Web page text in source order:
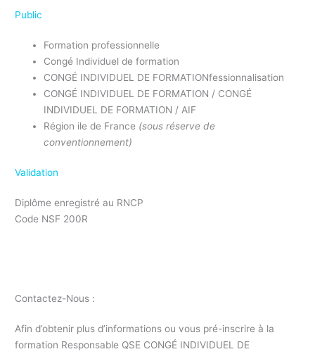
Public
Formation professionnelle
Congé Individuel de formation
CONGÉ INDIVIDUEL DE FORMATIONfessionnalisation
CONGÉ INDIVIDUEL DE FORMATION / CONGÉ
INDIVIDUEL DE FORMATION / AIF
Région ile de France (sous réserve de
conventionnement)
Validation
Diplôme enregistré au RNCP
Code NSF 200R
Contactez-Nous :
Afin d’obtenir plus d’informations ou vous pré-inscrire à la
formation Responsable QSE CONGÉ INDIVIDUEL DE